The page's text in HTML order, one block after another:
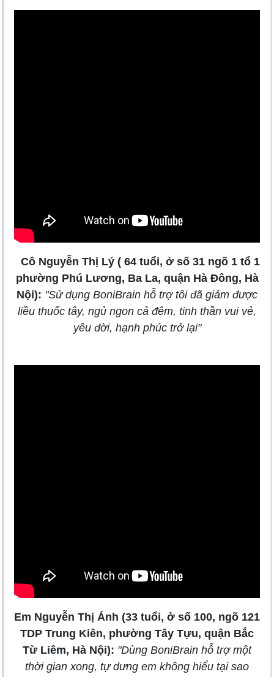
Cô Nguyễn Thị Lý ( 64 tuổi, ở số 31 ngõ 1 tổ 1
phường Phú Lương, Ba La, quận Hà Đông, Hà
Nội): "Sử dụng BoniBrain hỗ trợ tôi đã giảm được
liều thuốc tây, ngủ ngon cả đêm, tinh thần vui vẻ,
yêu đời, hạnh phúc trở lại"
Em Nguyễn Thị Ánh (33 tuổi, ở số 100, ngõ 121
TDP Trung Kiên, phường Tây Tựu, quận Bắc
Từ Liêm, Hà Nội): "Dùng BoniBrain hỗ trợ một
thời gian xong, tự dưng em không hiểu tại sao